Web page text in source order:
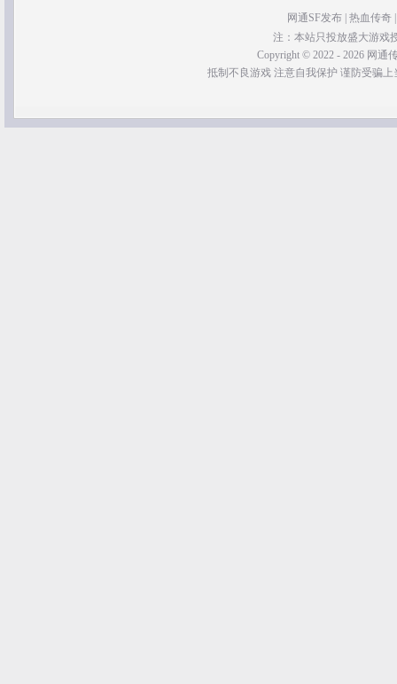
网通SF发布 热血传奇
注：本站只投放盛大游戏
Copyright © 2022 - 2026 网通
抵制不良游戏 注意自我保护 谨防受骗